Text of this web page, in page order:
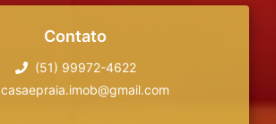
Contato
(51) 99972-4622
casaepraia.imob@gmail.com